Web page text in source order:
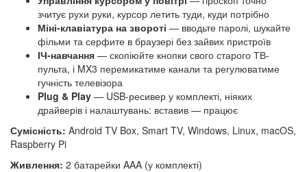
зчитує рухи руки, курсор летить туди, куди потрібно
Міні-клавіатура на звороті — вводьте паролі, шукайте
фільми та серфите в браузері без зайвих пристроїв
ІЧ-навчання — скопіюйте кнопки свого старого ТВ-
пульта, і MX3 перемикатиме канали та регулюватиме
гучність телевізора
Plug & Play — USB-ресивер у комплекті, ніяких
драйверів і налаштувань: вставив — працює
Сумісність: Android TV Box, Smart TV, Windows, Linux, macOS,
Raspberry Pi
Живлення: 2 батарейки AAA (у комплекті)